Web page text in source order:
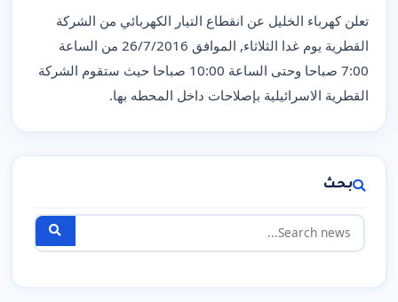
تعلن كهرباء الخليل عن انقطاع التيار الكهربائي من الشركة
القطرية يوم غدا الثلاثاء, الموافق 26/7/2016 من الساعة
7:00 صباحا وحتى الساعة 10:00 صباحا حيث ستقوم الشركة
القطرية الاسرائيلية بإصلاحات داخل المحطه بها.
بحث